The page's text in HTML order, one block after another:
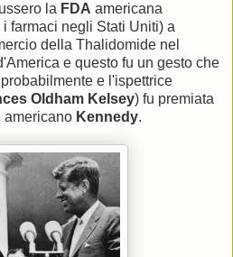
la FDA americana
farmaci negli Stati Uniti) a
della Thalidomide nel
e questo fu un gesto che
e l'ispettrice
Oldham Kelsey) fu premiata
americano Kennedy.